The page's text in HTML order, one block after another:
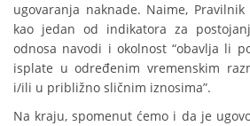
ugovaranja naknade. Naime,
kao jedan od indikatora za
odnosa navodi i okolnost “obavlja li
isplate u određenim vremenskim
i/ili u približno sličnim iznosima”.
Na kraju, spomenut ćemo i da je